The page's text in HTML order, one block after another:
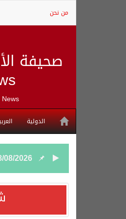
من نحن
صحيفة
الدولية
08/2026
08/2026